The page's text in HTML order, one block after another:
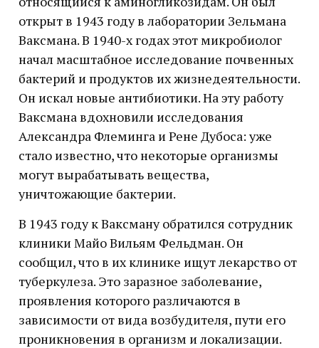
открыт в 1943 году в лаборатории Зельмана
Ваксмана. В 1940-х годах этот микробиолог
начал масштабное исследование почвенных
бактерий и продуктов их жизнедеятельности.
Он искал новые антибиотики. На эту работу
Ваксмана вдохновили исследования
Александра Флеминга и Рене Дубоса: уже
стало известно, что некоторые организмы
могут вырабатывать вещества,
уничтожающие бактерии.
В 1943 году к Ваксману обратился сотрудник
клиники Майо Вильям Фельдман. Он
сообщил, что в их клинике ищут лекарство от
туберкулеза. Это заразное заболевание,
проявления которого различаются в
зависимости от вида возбудителя, пути его
проникновения в организм и локализации.